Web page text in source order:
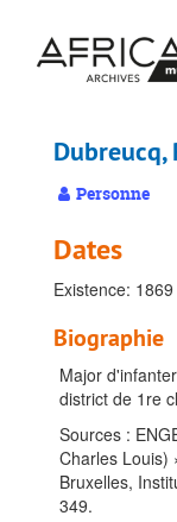
contenu
Dubreucq,
Personne
Dates
Existence:
Biographie
Major
district de 1re
Sources :
Charles Louis)
Bruxelles,
349.